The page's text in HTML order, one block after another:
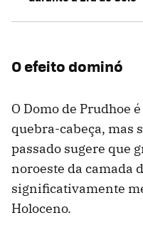
O efeito dominó
O Domo de Prudhoe
quebra-cabeça, mas
passado sugere que
noroeste da camada
significativamente
Holoceno.